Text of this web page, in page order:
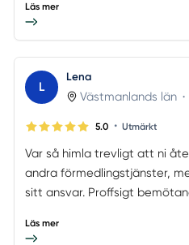
Läs mer
L
Lena
Västmanlands län •
5.0 • Utmärkt
Var så himla trevligt att ni
andra förmedlingstjänster,
sitt ansvar. Proffsigt
Läs mer